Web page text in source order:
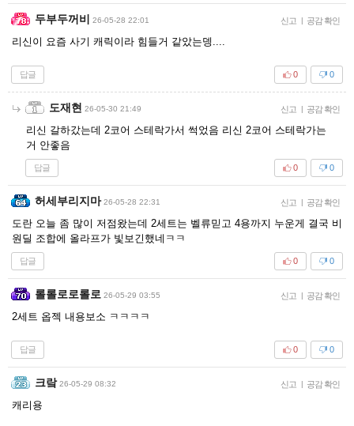
두부두꺼비 26-05-28 22:01 신고 | 공감 확인
리신이 요즘 사기 캐릭이라 힘들거 같았는뎅....
답글 0
0
도재현 26-05-30 21:49 신고 | 공감 확인
리신 갈하갔는데 2코어 스테락가서 썩었음 리신 2코어 스테락가는
거 안좋음
답글 0
0
허세부리지마 26-05-28 22:31 신고 | 공감 확인
도란 오늘 좀 많이 저점왔는데 2세트는 벨류믿고 4용까지 누운게 결국 비
원딜 조합에 올라프가 빛보긴했네ㅋㅋ
답글 0
0
롤롤로로롤로 26-05-29 03:55 신고 | 공감 확인
2세트 옵젝 내용보소 ㅋㅋㅋㅋ
답글 0
0
크랔 26-05-29 08:32 신고 | 공감 확인
캐리용